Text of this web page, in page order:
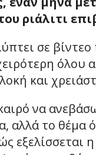
ριάλιτι
σε
όλου
και
να
αλλά το
εξελίσσεται